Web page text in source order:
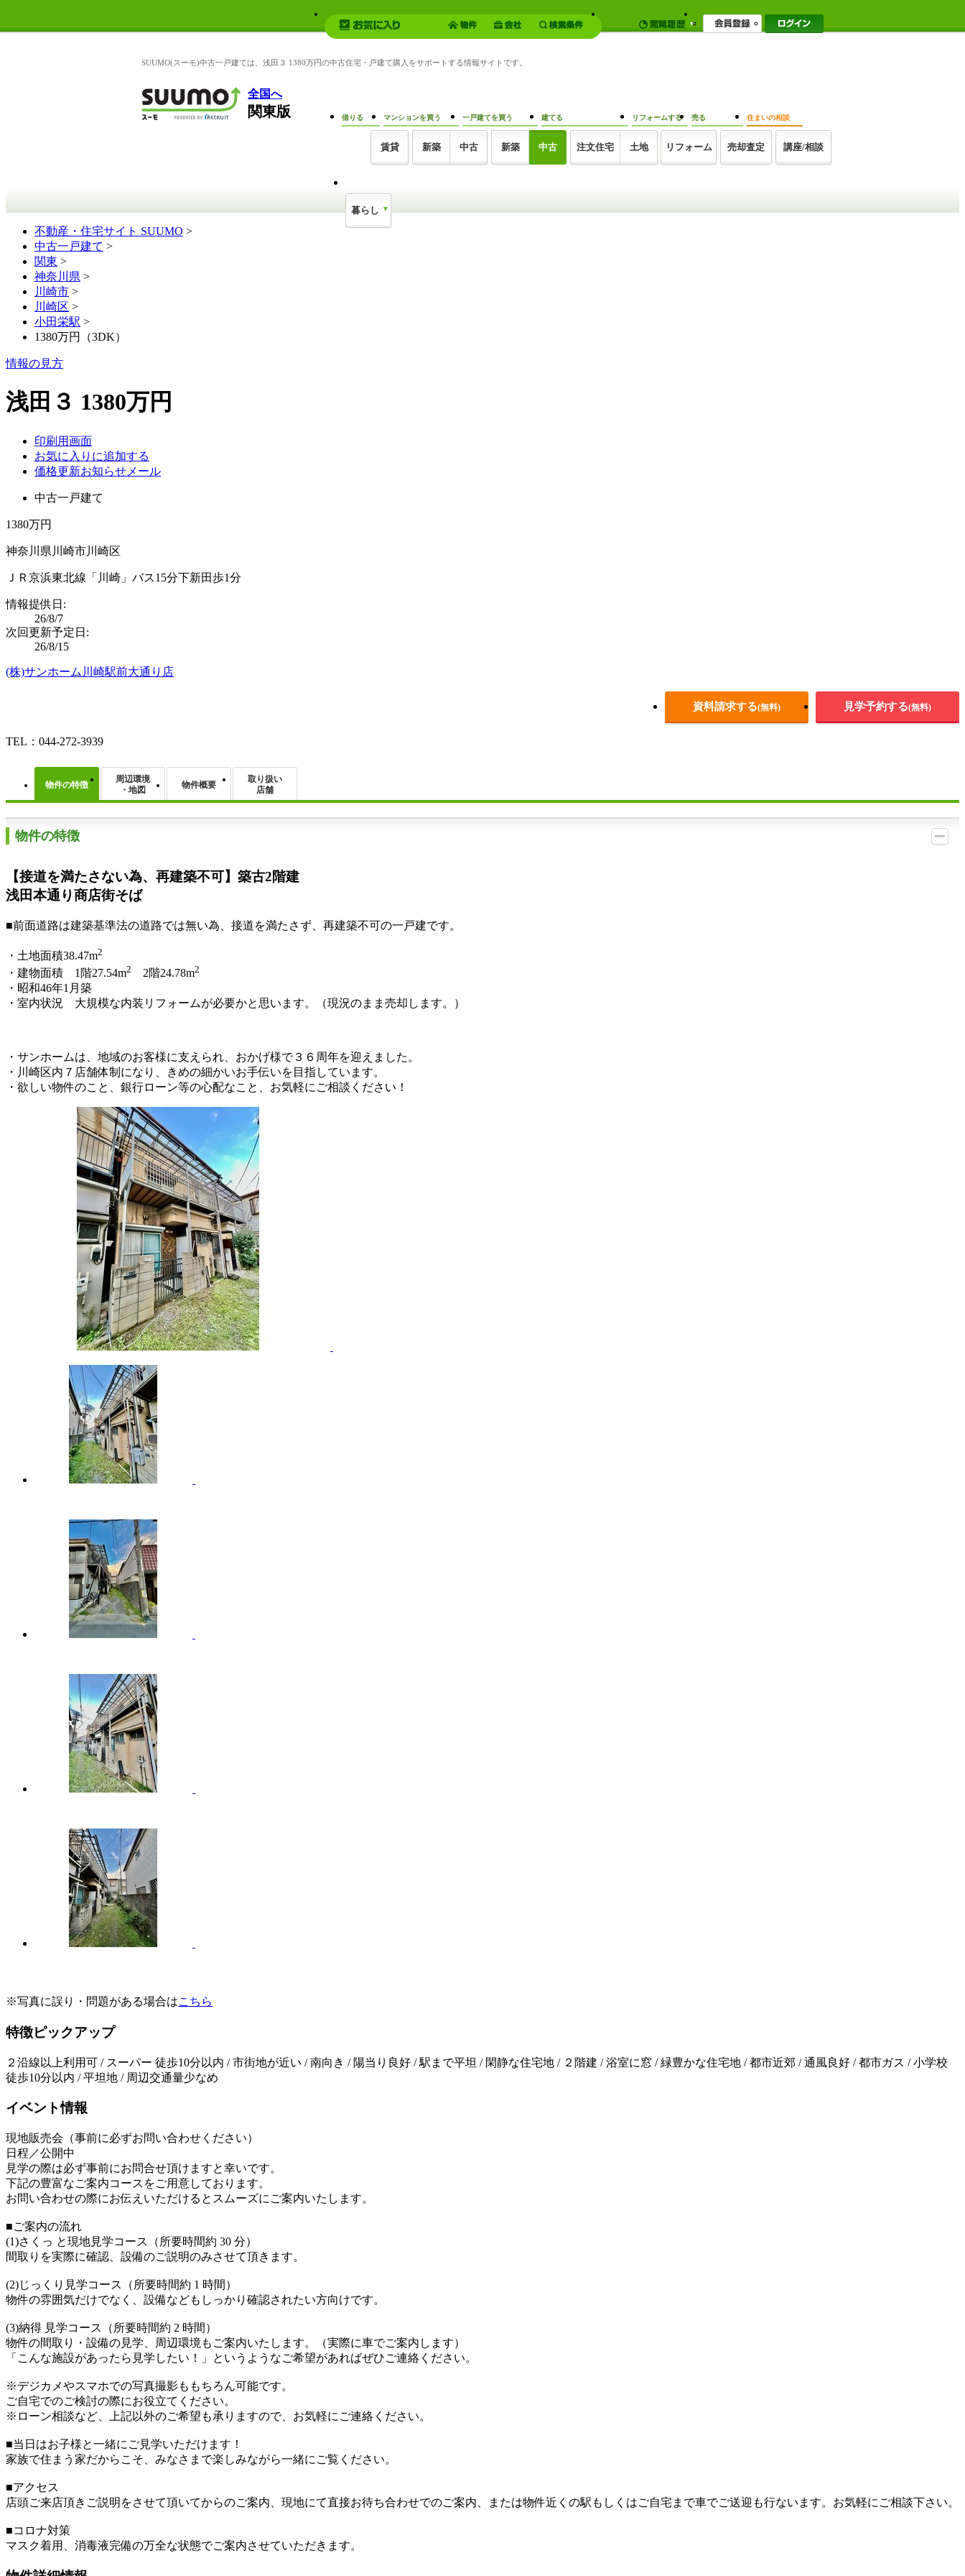
SUUMO(スーモ)中古一戸建ては、浅田３ 1380万円の中古住宅・戸建て購入をサポートする情報サイトです。
全国へ
関東版 借りる
賃貸
マンションを買う
新築 中古
一戸建てを買う
新築 中古
建てる
注文住宅 土地
リフォームする
リフォーム
売る
売却査定
住まいの相談
講座/相談
暮らし
不動産・住宅サイト SUUMO >
中古一戸建て >
関東 >
神奈川県 >
川崎市 >
川崎区 >
小田栄駅 >
1380万円（3DK）
情報の見方
浅田３ 1380万円
印刷用画面
お気に入りに追加する
価格更新お知らせメール
中古一戸建て
1380万円
神奈川県川崎市川崎区
ＪＲ京浜東北線「川崎」バス15分下新田歩1分
情報提供日:
26/8/7
次回更新予定日:
26/8/15
(株)サンホーム川崎駅前大通り店
資料請求する(無料) 見学予約する(無料)
TEL：044-272-3939
物件の特徴
周辺環境
・地図
物件概要
取り扱い
店舗
物件の特徴
【接道を満たさない為、再建築不可】築古2階建
浅田本通り商店街そば
■前面道路は建築基準法の道路では無い為、接道を満たさず、再建築不可の一戸建です。
・土地面積38.47m2
・建物面積 1階27.54m2 2階24.78m2
・昭和46年1月築
・室内状況 大規模な内装リフォームが必要かと思います。（現況のまま売却します。）
・サンホームは、地域のお客様に支えられ、おかげ様で３６周年を迎えました。
・川崎区内７店舗体制になり、きめの細かいお手伝いを目指しています。
・欲しい物件のこと、銀行ローン等の心配なこと、お気軽にご相談ください！
※写真に誤り・問題がある場合はこちら
特徴ピックアップ
２沿線以上利用可 / スーパー 徒歩10分以内 / 市街地が近い / 南向き / 陽当り良好 / 駅まで平坦 / 閑静な住宅地 / ２階建 / 浴室に窓 / 緑豊かな住宅地 / 都市近郊 / 通風良好 / 都市ガス / 小学校
徒歩10分以内 / 平坦地 / 周辺交通量少なめ
イベント情報
現地販売会（事前に必ずお問い合わせください）
日程／公開中
見学の際は必ず事前にお問合せ頂けますと幸いです。
下記の豊富なご案内コースをご用意しております。
お問い合わせの際にお伝えいただけるとスムーズにご案内いたします。
■ご案内の流れ
(1)さくっ と現地見学コース（所要時間約 30 分）
間取りを実際に確認、設備のご説明のみさせて頂きます。
(2)じっくり見学コース（所要時間約 1 時間）
物件の雰囲気だけでなく、設備などもしっかり確認されたい方向けです。
(3)納得 見学コース（所要時間約 2 時間）
物件の間取り・設備の見学、周辺環境もご案内いたします。（実際に車でご案内します）
「こんな施設があったら見学したい！」というようなご希望があればぜひご連絡ください。
※デジカメやスマホでの写真撮影ももちろん可能です。
ご自宅でのご検討の際にお役立てください。
※ローン相談など、上記以外のご希望も承りますので、お気軽にご連絡ください。
■当日はお子様と一緒にご見学いただけます！
家族で住まう家だからこそ、みなさまで楽しみながら一緒にご覧ください。
■アクセス
店頭ご来店頂きご説明をさせて頂いてからのご案内、現地にて直接お待ち合わせでのご案内、または物件近くの駅もしくはご自宅まで車でご送迎も行ないます。お気軽にご相談下さい。
■コロナ対策
マスク着用、消毒液完備の万全な状態でご案内させていただきます。